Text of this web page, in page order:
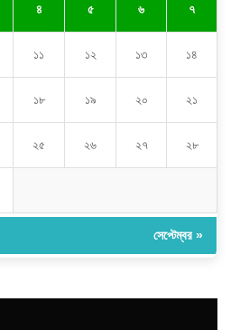
৪ ৫ ৬ ৭
১১ ১২ ১৩ ১৪
১৮ ১৯ ২০ ২১
২৫ ২৬ ২৭ ২৮
সেপ্টেম্বর »